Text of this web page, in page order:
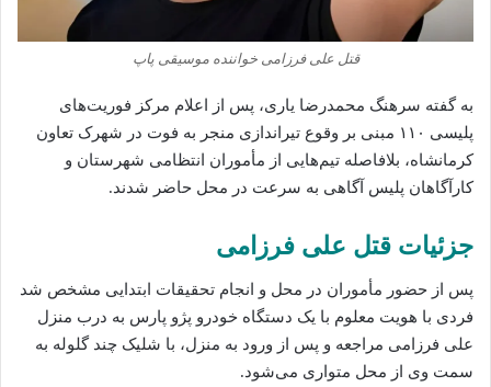
قتل علی فرزامی خواننده موسیقی پاپ
به گفته سرهنگ محمدرضا یاری، پس از اعلام مرکز فوریت‌های
پلیسی ۱۱۰ مبنی بر وقوع تیراندازی منجر به فوت در شهرک تعاون
کرمانشاه، بلافاصله تیم‌هایی از مأموران انتظامی شهرستان و
کارآگاهان پلیس آگاهی به سرعت در محل حاضر شدند.
جزئیات قتل علی فرزامی
پس از حضور مأموران در محل و انجام تحقیقات ابتدایی مشخص شد
فردی با هویت معلوم با یک دستگاه خودرو پژو پارس به درب منزل
علی فرزامی مراجعه و پس از ورود به منزل، با شلیک چند گلوله به
سمت وی از محل متواری می‌شود.